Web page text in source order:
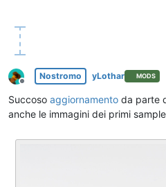
Non in linea
Nostromo yLothar MODS
Succoso aggiornamento da parte
anche le immagini dei primi